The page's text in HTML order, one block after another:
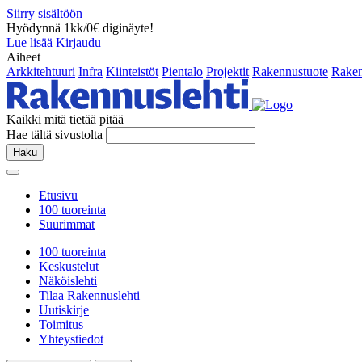
Siirry sisältöön
Hyödynnä 1kk/0€ diginäyte!
Lue lisää Kirjaudu
Aiheet
Arkkitehtuuri Infra Kiinteistöt Pientalo Projektit Rakennustuote
Kaikki mitä tietää pitää
Hae tältä sivustolta
Haku
Etusivu
100 tuoreinta
Suurimmat
100 tuoreinta
Keskustelut
Näköislehti
Tilaa Rakennuslehti
Uutiskirje
Toimitus
Yhteystiedot